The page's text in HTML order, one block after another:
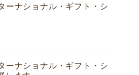
ーナショナル・ギフト・シ
ーナショナル・ギフト・シ